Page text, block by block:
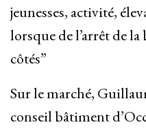
jeunesses, activité,
lorsque de l’arrêt de
côtés”
Sur le marché,
conseil bâtiment